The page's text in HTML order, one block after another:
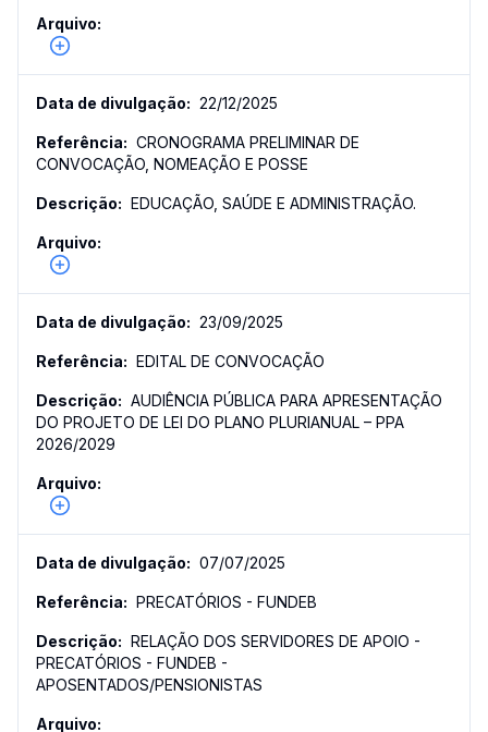
22/12/2025
CRONOGRAMA PRELIMINAR DE
CONVOCAÇÃO, NOMEAÇÃO E POSSE
EDUCAÇÃO, SAÚDE E ADMINISTRAÇÃO.
23/09/2025
EDITAL DE CONVOCAÇÃO
AUDIÊNCIA PÚBLICA PARA APRESENTAÇÃO
DO PROJETO DE LEI DO PLANO PLURIANUAL – PPA
2026/2029
07/07/2025
PRECATÓRIOS - FUNDEB
RELAÇÃO DOS SERVIDORES DE APOIO -
PRECATÓRIOS - FUNDEB -
APOSENTADOS/PENSIONISTAS